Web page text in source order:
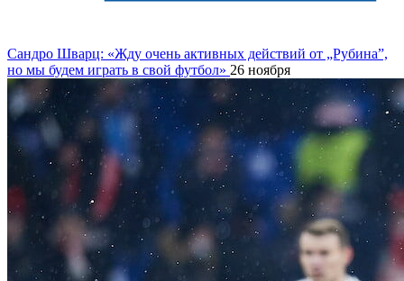
Сандро Шварц: «Жду очень активных действий от „Рубина”,
но мы будем играть в свой футбол» 26 ноября